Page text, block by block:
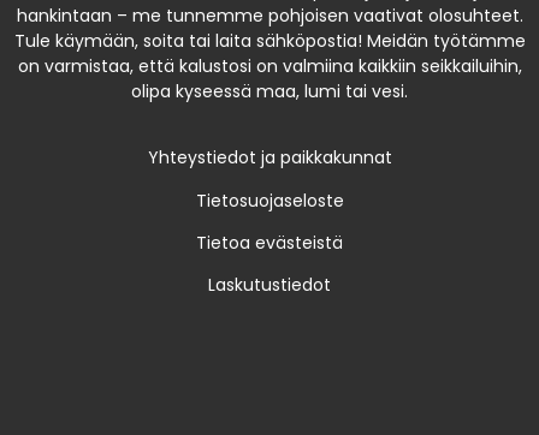
hankintaan – me tunnemme pohjoisen vaativat olosuhteet.
Tule käymään, soita tai laita sähköpostia! Meidän työtämme
on varmistaa, että kalustosi on valmiina kaikkiin seikkailuihin,
olipa kyseessä maa, lumi tai vesi.
Yhteystiedot ja paikkakunnat
Tietosuojaseloste
Tietoa evästeistä
Laskutustiedot